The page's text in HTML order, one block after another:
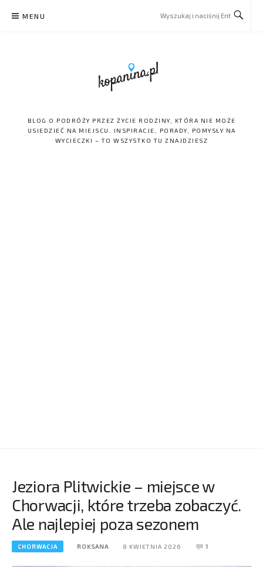
MENU
BLOG O PODRÓŻY PRZEZ ŻYCIE RODZINY, KTÓRA NIE MOŻE
USIEDZIEĆ NA MIEJSCU. INSPIRACJE, PORADY, POMYSŁY NA
WYCIECZKI – TO WSZYSTKO TU ZNAJDZIESZ
Jeziora Plitwickie – miejsce w
Chorwacji, które trzeba zobaczyć.
Ale najlepiej poza sezonem
CHORWACJA ROKSANA 8 KWIETNIA 2026 1